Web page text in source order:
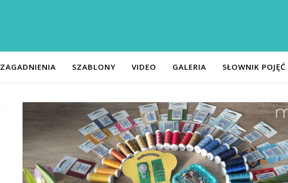
ZAGADNIENIA SZABLONY VIDEO GALERIA SŁOWNIK POJĘĆ